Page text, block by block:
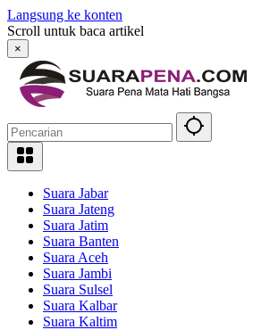
Langsung ke konten
Scroll untuk baca artikel
×
Suara Jabar
Suara Jateng
Suara Jatim
Suara Banten
Suara Aceh
Suara Jambi
Suara Sulsel
Suara Kalbar
Suara Kaltim